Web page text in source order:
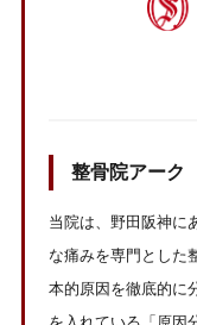
整骨院アー
当院は、野田阪神に
な痛みを専門とした
本的原因を徹底的に